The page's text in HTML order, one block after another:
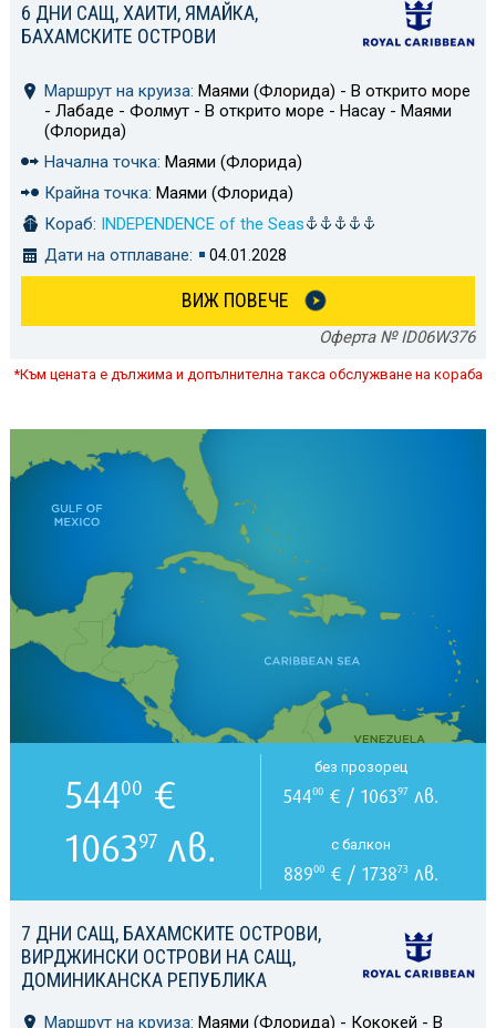
6 ДНИ САЩ, ХАИТИ, ЯМАЙКА,
БАХАМСКИТЕ ОСТРОВИ
Маршрут на круиза: Маями (Флорида) - В открито море
- Лабаде - Фолмут - В открито море - Насау - Маями
(Флорида)
Начална точка: Маями (Флорида)
Крайна точка: Маями (Флорида)
Кораб: INDEPENDENCE of the Seas
Дати на отплаване:
04.01.2028
ВИЖ ПОВЕЧЕ
Оферта № ID06W376
*Към цената е дължима и допълнителна такса обслужване на кораба
7 ДНИ САЩ, БАХАМСКИТЕ ОСТРОВИ,
ВИРДЖИНСКИ ОСТРОВИ НА САЩ,
ДОМИНИКАНСКА РЕПУБЛИКА
Маршрут на круиза: Маями (Флорида) - Кококей - В
54400 €
106397лв.
без прозорец
54400€ / 106397лв.
с балкон
88900€ / 173873лв.